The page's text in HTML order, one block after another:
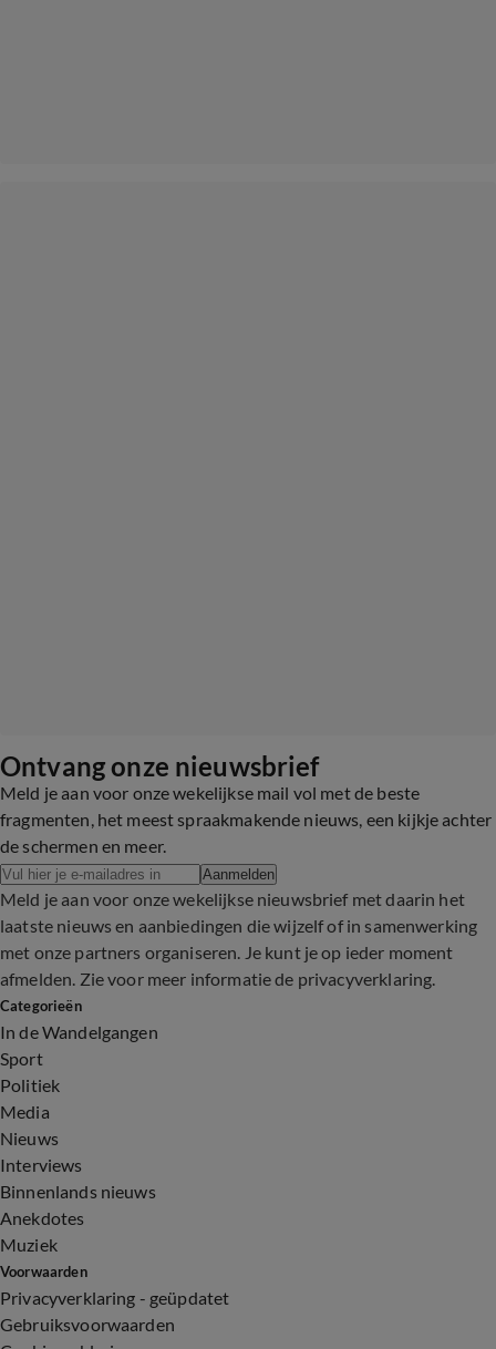
Ontvang onze nieuwsbrief
Meld je aan voor onze wekelijkse mail vol met de beste
fragmenten, het meest spraakmakende nieuws, een kijkje achter
de schermen en meer.
Aanmelden
Meld je aan voor onze wekelijkse nieuwsbrief met daarin het
laatste nieuws en aanbiedingen die wijzelf of in samenwerking
met onze partners organiseren. Je kunt je op ieder moment
afmelden. Zie voor meer informatie de privacyverklaring.
Categorieën
In de Wandelgangen
Sport
Politiek
Media
Nieuws
Interviews
Binnenlands nieuws
Anekdotes
Muziek
Voorwaarden
Privacyverklaring - geüpdatet
Gebruiksvoorwaarden